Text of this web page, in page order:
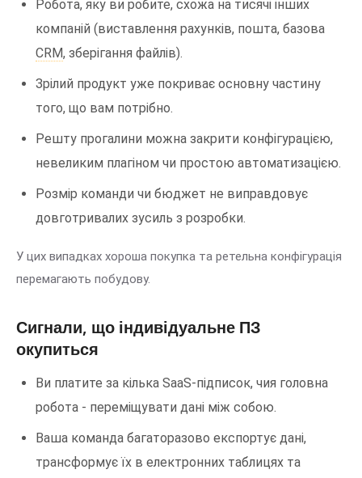
Робота, яку ви робите, схожа на тисячі інших
компаній (виставлення рахунків, пошта, базова
CRM, зберігання файлів).
Зрілий продукт уже покриває основну частину
того, що вам потрібно.
Решту прогалини можна закрити конфігурацією,
невеликим плагіном чи простою автоматизацією.
Розмір команди чи бюджет не виправдовує
довготривалих зусиль з розробки.
У цих випадках хороша покупка та ретельна конфігурація
перемагають побудову.
Сигнали, що індивідуальне ПЗ
окупиться
Ви платите за кілька SaaS-підписок, чия головна
робота - переміщувати дані між собою.
Ваша команда багаторазово експортує дані,
трансформує їх в електронних таблицях та